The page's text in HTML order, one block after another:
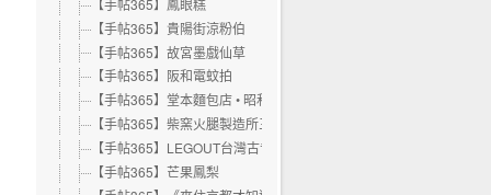
【手帖365】貴陽街涼粉伯
【手帖365】故宮墨戲仙草
【手帖365】阪和電蚊拍
【手帖365】堂本麵包店 • 昭和吐司
【手帖365】柴窯火腿製造所三明治
【手帖365】LEGOUT台灣古昔麵包禮盒
【手帖365】芒果鳳梨